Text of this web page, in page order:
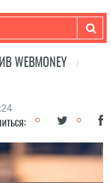
WEBMONEY
/